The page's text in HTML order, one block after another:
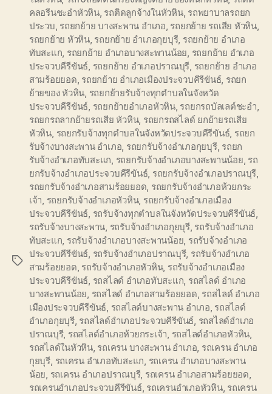
Tags
คลอรีนชะอำหัวหิน, รถติดลูกจ้างในหัวหิน, รถพยาบาลรถยก
ประวบ รถยกย้าย บางสะพาน อำเภอ รถยกย้าย รถเสีย หัวหิน,
รถยกย้าย หัวหิน, รถยกย้าย อำเภอกุยบุรี, รถยกย้าย อำเภอ
ทับสะแก รถยกย้าย อำเภอบางสะพานน้อย รถยกย้าย อำเภอ
ประจวบคีรีขันธ์ รถยกย้าย อำเภอปราณบุรี รถยกย้าย อำเภอ
สามร้อยยอด รถยกย้าย อำเภอเมืองประจวบคีรีขันธ์, รถยก
ย้ายของ หัวหิน รถยกย้ายรับจ้างทุกตำบลในจังหวัด
ประจวบคีรีขันธ์ รถยกย้ายอำเภอหัวหิน, รถยกรถบัลเลต์ชะอำ
รถยกรถลากย้ายรถเสีย หัวหิน, รถยกรถสไลด์ ยกย้ายรถเสีย
หัวหิน รถยกรับจ้างทุกตำบลในจังหวัดประจวบคีรีขันธ์, รถยก
รับจ้างบางสะพาน อำเภอ รถยกรับจ้างอำเภอกุยบุรี, รถยก
รับจ้างอำเภอทับสะแก รถยกรับจ้างอำเภอบางสะพานน้อย รถ
ยกรับจ้างอำเภอประจวบคีรีขันธ์, รถยกรับจ้างอำเภอปราณบุรี
รถยกรับจ้างอำเภอสามร้อยยอด รถยกรับจ้างอำเภอห้วยกระ
เจ้า รถยกรับจ้างอำเภอหัวหิน, รถยกรับจ้างอำเภอเมือง
ประจวบคีรีขันธ์ รถรับจ้างทุกตำบลในจังหวัดประจวบคีรีขันธ์
รถรับจ้างบางสะพาน รถรับจ้างอำเภอกุยบุรี, รถรับจ้างอำเภอ
ทับสะแก รถรับจ้างอำเภอบางสะพานน้อย รถรับจ้างอำเภอ
ประจวบคีรีขันธ์ รถรับจ้างอำเภอปราณบุรี, รถรับจ้างอำเภอ
สามร้อยยอด รถรับจ้างอำเภอหัวหิน, รถรับจ้างอำเภอเมือง
ประจวบคีรีขันธ์ รถสไลด์ อำเภอทับสะแก รถสไลด์ อำเภอ
บางสะพานน้อย รถสไลด์ อำเภอสามร้อยยอด รถสไลด์ อำเภอ
เมืองประจวบคีรีขันธ์ รถสไลด์บางสะพาน อำเภอ รถสไลด์
อำเภอกุยบุรี, รถสไลด์อำเภอประจวบคีรีขันธ์ รถสไลด์อำเภอ
ปราณบุรี, รถสไลด์อำเภอห้วยกระเจ้า รถสไลด์อำเภอหัวหิน
รถสไลด์ในหัวหิน, รถเครน บางสะพาน อำเภอ รถเครน อำเภอ
กุยบุรี รถเครน อำเภอทับสะแก รถเครน อำเภอบางสะพาน
น้อย รถเครน อำเภอปราณบุรี, รถเครน อำเภอสามร้อยยอด
รถเครนอำเภอประจวบคีรีขันธ์, รถเครนอำเภอหัวหิน, รถเครน